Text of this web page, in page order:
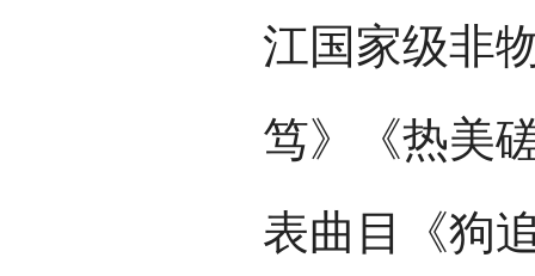
江国家级非
笃》《热美
表曲目《狗